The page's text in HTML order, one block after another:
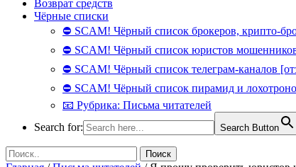
Возврат средств
Чёрные списки
⛔ SCAM! Чёрный список брокеров, крипто-
⛔ SCAM! Чёрный список юристов
⛔ SCAM! Чёрный список телеграм-каналов
⛔ SCAM! Чёрный список пирамид и
📧 Рубрика: Письма читателей
Search for:
Search Button